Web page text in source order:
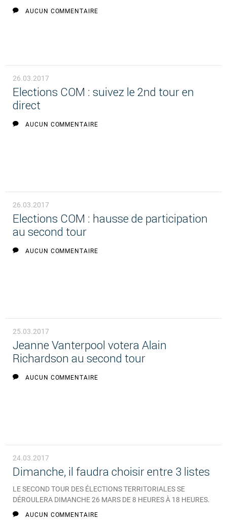
AUCUN COMMENTAIRE
26.03.2017
Elections COM : suivez le 2nd tour en
direct
AUCUN COMMENTAIRE
26.03.2017
Elections COM : hausse de participation
au second tour
AUCUN COMMENTAIRE
25.03.2017
Jeanne Vanterpool votera Alain
Richardson au second tour
AUCUN COMMENTAIRE
24.03.2017
Dimanche, il faudra choisir entre 3 listes
LE SECOND TOUR DES ÉLECTIONS TERRITORIALES SE
DÉROULERA DIMANCHE 26 MARS DE 8 HEURES À 18 HEURES.
AUCUN COMMENTAIRE